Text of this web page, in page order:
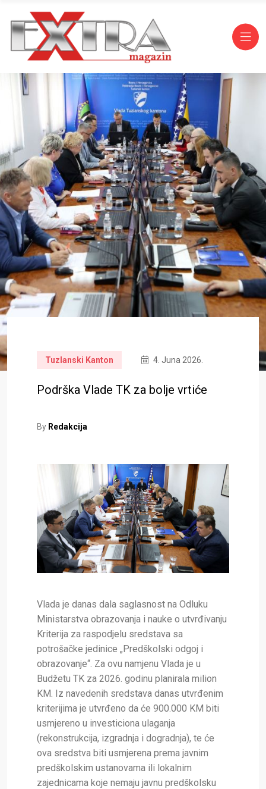
Tuzlanski Kanton 4. Juna 2026.
Podrška Vlade TK za bolje vrtiće
By Redakcija
Vlada je danas dala saglasnost na Odluku
Ministarstva obrazovanja i nauke o utvrđivanju
Kriterija za raspodjelu sredstava sa
potrošačke jedinice „Predškolski odgoj i
obrazovanje“. Za ovu namjenu Vlada je u
Budžetu TK za 2026. godinu planirala milion
KM. Iz navedenih sredstava danas utvrđenim
kriterijima je utvrđeno da će 900.000 KM biti
usmjereno u investiciona ulaganja
(rekonstrukcija, izgradnja i dogradnja), te će
ova sredstva biti usmjerena prema javnim
predškolskim ustanovama ili lokalnim
zajednicama koje nemaju javnu predškolsku